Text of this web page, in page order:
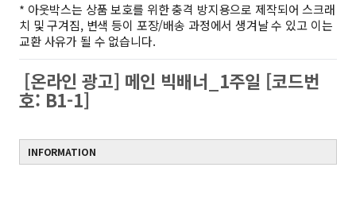
* 아웃박스는 상품 보호를 위한 충격 방지용으로 제작되어 스크래
치 및 구겨짐, 변색 등이 포장/배송 과정에서 생겨날 수 있고 이는
교환 사유가 될 수 없습니다.
[온라인 광고] 메인 빅배너_1주일 [코드번
호: B1-1]
INFORMATION